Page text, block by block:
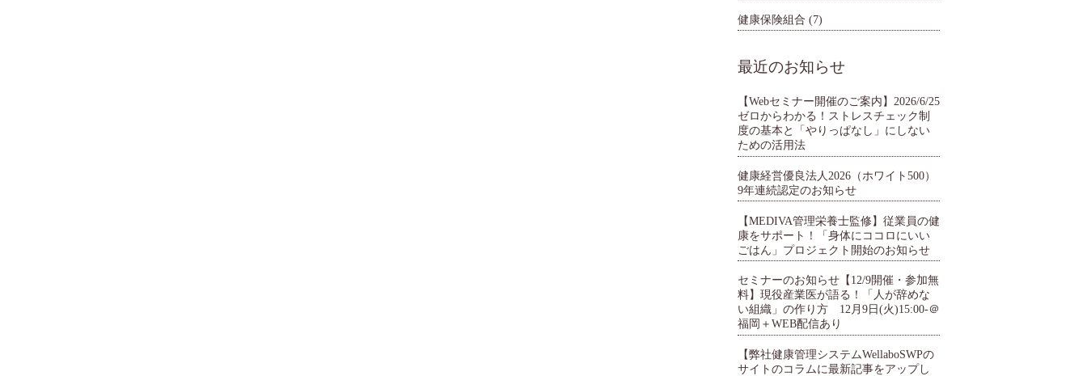
健康保険組合 (7)
最近のお知らせ
【Webセミナー開催のご案内】2026/6/25
ゼロからわかる！ストレスチェック制
度の基本と「やりっぱなし」にしない
ための活用法
健康経営優良法人2026（ホワイト500）
9年連続認定のお知らせ
【MEDIVA管理栄養士監修】従業員の健
康をサポート！「身体にココロにいい
ごはん」プロジェクト開始のお知らせ
セミナーのお知らせ【12/9開催・参加無
料】現役産業医が語る！「人が辞めな
い組織」の作り方 12月9日(火)15:00-＠
福岡＋WEB配信あり
【弊社健康管理システムWellaboSWPの
サイトのコラムに最新記事をアップし